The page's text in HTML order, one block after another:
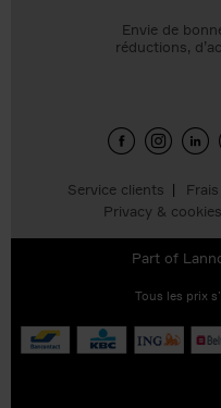
Service clients
Privacy & cookies
Envie de
réductions,
Part of
Tous les prix